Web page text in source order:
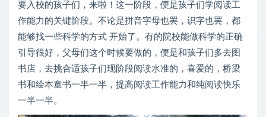
要入校的孩子们，来啦！这一阶段，便是孩子们学阅读工
作能力的关键阶段。不论是拼音字母也罢，识字也罢，都
能够找一些科学的方式 开始了。有的院校能做科学的正确
引导很好，父母们这个时候要做的，便是和孩子们多去图
书店，去挑合适孩子们现阶段阅读水准的，喜爱的，桥梁
书和绘本童书一半一半，提高阅读工作能力和纯阅读快乐
一半一半。